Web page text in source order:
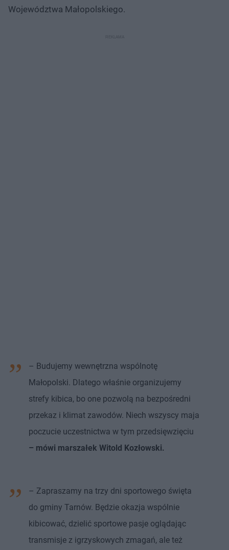
Województwa Małopolskiego.
– Budujemy wewnętrzna wspólnotę
Małopolski. Dlatego właśnie organizujemy
strefy kibica, bo one pozwolą na bezpośredni
przekaz i klimat zawodów. Niech wszyscy maja
poczucie uczestnictwa w tym przedsięwzięciu
– mówi marszałek Witold Kozłowski.
– Zapraszamy na trzy dni sportowego święta
do gminy Tarnów. Będzie okazja wspólnie
kibicować, dzielić sportowe pasje oglądając
transmisje z igrzyskowych zmagań, ale też